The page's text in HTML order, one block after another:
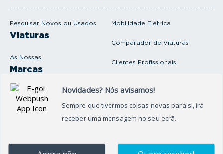
Pesquisar Novos ou Usados
Viaturas
As Nossas
Marcas
Produtos e serviços
Oficina
Mobilidade Elétrica
Comparador de Viaturas
Clientes Profissionais
Seguros Protector